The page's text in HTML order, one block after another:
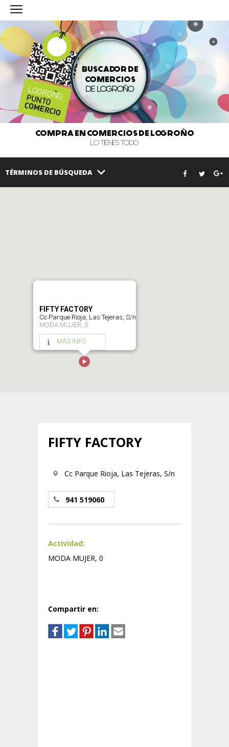
BUSCADOR DE
COMERCIOS
DE LOGROÑO
COMPRA EN COMERCIOS DE LOGROÑO
LO TIENES TODO
TÉRMINOS DE BÚSQUEDA
FIFTY FACTORY
Cc Parque Rioja, Las Tejeras, S/n
MODA MUJER, 0
MÁS INFO
FIFTY FACTORY
Cc Parque Rioja, Las Tejeras, S/n
941 519060
Actividad:
MODA MUJER, 0
Compartir en: